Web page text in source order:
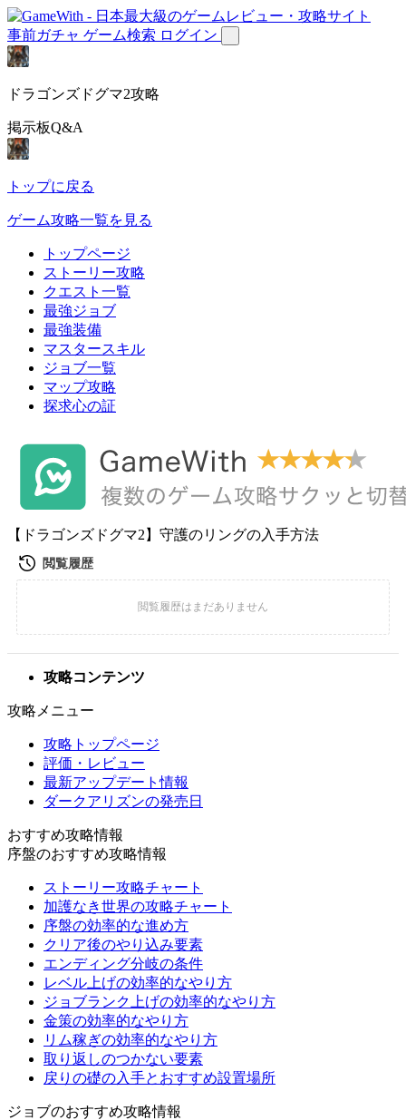
事前ガチャ ゲーム検索 ログイン
ドラゴンズドグマ2攻略
掲示板Q&A
トップに戻る
ゲーム攻略一覧を見る
トップページ
ストーリー攻略
クエスト一覧
最強ジョブ
最強装備
マスタースキル
ジョブ一覧
マップ攻略
探求心の証
【ドラゴンズドグマ2】守護のリングの入手方法
攻略コンテンツ
攻略メニュー
攻略トップページ
評価・レビュー
最新アップデート情報
ダークアリズンの発売日
おすすめ攻略情報
序盤のおすすめ攻略情報
ストーリー攻略チャート
加護なき世界の攻略チャート
序盤の効率的な進め方
クリア後のやり込み要素
エンディング分岐の条件
レベル上げの効率的なやり方
ジョブランク上げの効率的なやり方
金策の効率的なやり方
リム稼ぎの効率的なやり方
取り返しのつかない要素
戻りの礎の入手とおすすめ設置場所
ジョブのおすすめ攻略情報